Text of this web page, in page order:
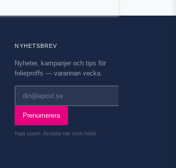
NYHETSBREV
Nyheter, kampanjer och tips för
folieproffs — varannan vecka.
Prenumerera
Inga spam. Avsluta när som helst.